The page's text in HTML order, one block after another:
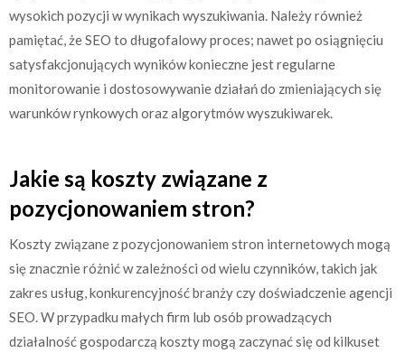
wysokich pozycji w wynikach wyszukiwania. Należy również
pamiętać, że SEO to długofalowy proces; nawet po osiągnięciu
satysfakcjonujących wyników konieczne jest regularne
monitorowanie i dostosowywanie działań do zmieniających się
warunków rynkowych oraz algorytmów wyszukiwarek.
Jakie są koszty związane z
pozycjonowaniem stron?
Koszty związane z pozycjonowaniem stron internetowych mogą
się znacznie różnić w zależności od wielu czynników, takich jak
zakres usług, konkurencyjność branży czy doświadczenie agencji
SEO. W przypadku małych firm lub osób prowadzących
działalność gospodarczą koszty mogą zaczynać się od kilkuset